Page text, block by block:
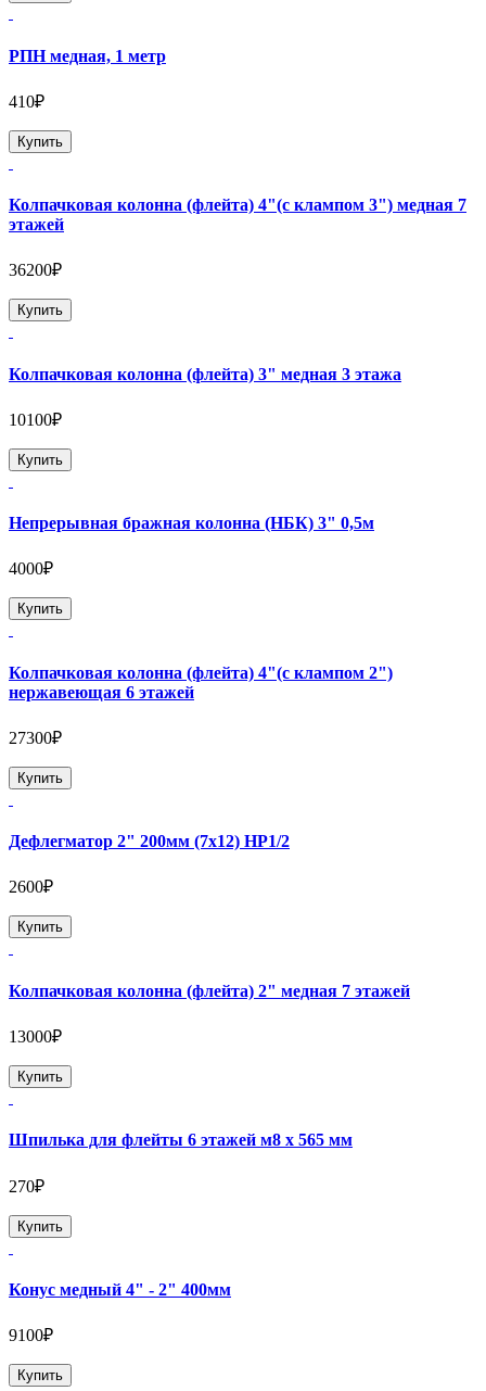
РПН медная, 1 метр
410₽
Купить
Колпачковая колонна (флейта) 4"(с клампом 3") медная 7
этажей
36200₽
Купить
Колпачковая колонна (флейта) 3" медная 3 этажа
10100₽
Купить
Непрерывная бражная колонна (НБК) 3" 0,5м
4000₽
Купить
Колпачковая колонна (флейта) 4"(с клампом 2")
нержавеющая 6 этажей
27300₽
Купить
Дефлегматор 2" 200мм (7х12) НР1/2
2600₽
Купить
Колпачковая колонна (флейта) 2" медная 7 этажей
13000₽
Купить
Шпилька для флейты 6 этажей м8 х 565 мм
270₽
Купить
Конус медный 4" - 2" 400мм
9100₽
Купить